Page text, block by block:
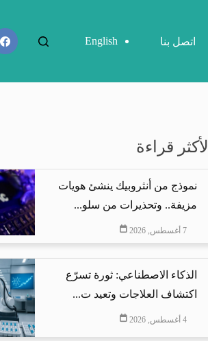
اتصل بنا English
الأكثر قراءة
نموذج من أنثروبيك ينشئ هويات
مزيفة.. وتحذيرات من سلو...
7 أغسطس, 2026
الذكاء الاصطناعي: ثورة تسرّع
اكتشاف العلاجات وتعيد ت...
4 أغسطس, 2026